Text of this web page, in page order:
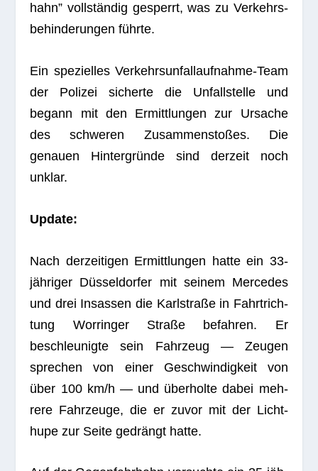
hahn” voll­stän­dig gesperrt, was zu Ver­kehrs­
be­hin­de­run­gen führte.
Ein spe­zi­el­les Ver­kehrs­un­fall­auf­nahme-Team
der Poli­zei sicherte die Unfall­stelle und
begann mit den Ermitt­lun­gen zur Ursa­che
des schwe­ren Zusam­men­sto­ßes. Die
genauen Hin­ter­gründe sind der­zeit noch
unklar.
Update:
Nach der­zei­ti­gen Ermitt­lun­gen hatte ein 33-
jäh­ri­ger Düs­sel­dor­fer mit sei­nem Mer­ce­des
und drei Insas­sen die Karl­straße in Fahrt­rich­
tung Worrin­ger Straße befah­ren. Er
beschleu­nigte sein Fahr­zeug — Zeu­gen
spre­chen von einer Geschwin­dig­keit von
über 100 km/h — und über­holte dabei meh­
rere Fahr­zeuge, die er zuvor mit der Licht­
hupe zur Seite gedrängt hatte.